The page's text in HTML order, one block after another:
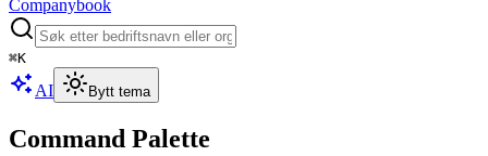
Companybook
⌘K
AI Bytt tema
Command Palette